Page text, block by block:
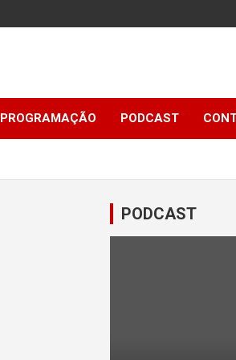
PROGRAMAÇÃO PODCAST
PODCAST